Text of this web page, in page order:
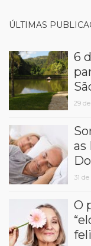
ÚLTIMAS
6
29
as
31
O